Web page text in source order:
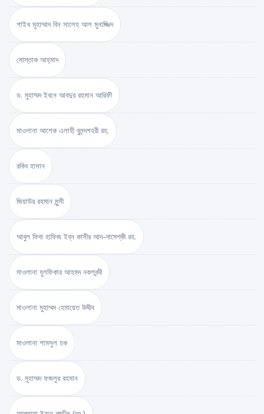
শাইখ মুহাম্মাদ বিন সালেহ আল মুনাজ্জিদ
মোস্তাক আহ্‌মাদ
ড. মুহাম্মদ ইবনে আবদুর রহমান আরিফী
মাওলানা আশেক এলাহী বুলন্দশহরী রহ.
রকিব হাসান
জিয়াউর রহমান মুন্সী
আবুল ফিদা হাফিজ ইব্‌ন কাসীর আদ-দামেশ্‌কী রহ.
মাওলানা যুলফিকার আহমদ নকশবন্দী
মাওলানা মুহাম্মদ হেমায়েত উদ্দীন
মাওলানা শামসুল হক
ড. মুহাম্মদ ফজলুর রহমান